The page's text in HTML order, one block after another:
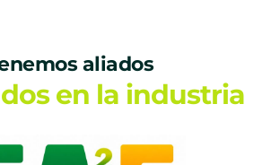
aliados
en la industria